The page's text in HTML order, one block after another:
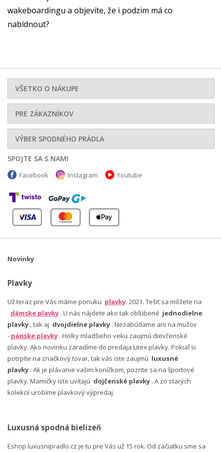
wakeboardingu a objevíte, že i podzim má co
nabídnout?
VŠETKO O NÁKUPE
PRE ZÁKAZNÍKOV
VÝBER SPODNÉHO PRÁDLA
SPOJTE SA S NAMI
Facebook Instagram Youtube
Novinky
Plavky
Už teraz pre Vás máme ponuku plavky 2021. Tešiť sa môžete na
dámske plavky . U nás nájdete ako tak obľúbené jednodielne
plavky , tak aj dvojdielne plavky . Nezabúdame ani na mužov
- pánske plavky . Holky mladšieho veku zaujmú dievčenské
plavky. Ako novinku zaradíme do predaja Litex plavky. Pokiaľ si
potrpíte na značkový tovar, tak vás iste zaujmú luxusné
plavky . Ak je plávanie vašim koníčkom, pozrite sa na športové
plavky. Mamičky iste uvítajú dojčenské plavky . A zo starých
kolekcií urobíme plavkový výpredaj.
Luxusná spodná bielizeň
Eshop luxusnipradlo.cz je tu pre Vás už 15 rok. Od začiatku sme sa